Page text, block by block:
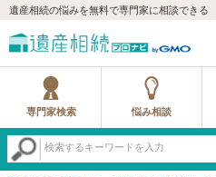
遺産相続の悩みを無料で専門家に相談できる
専門家検索 悩み相談
検索するキーワードを入力